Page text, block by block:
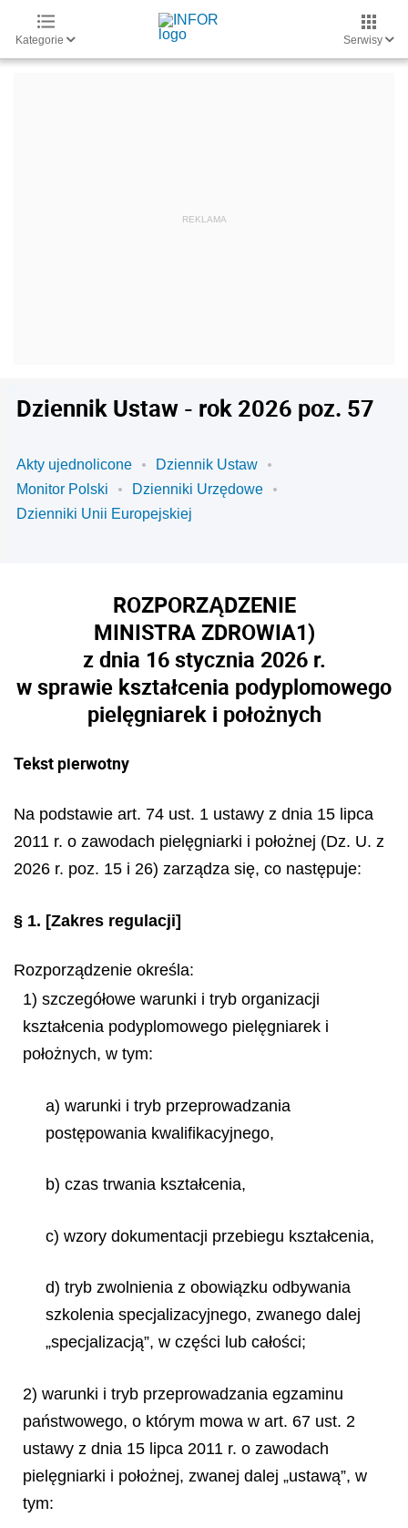
Kategorie Serwisy
Dziennik Ustaw - rok 2026 poz. 57
Akty ujednolicone
Dziennik Ustaw
Monitor Polski
Dzienniki Urzędowe
Dzienniki Unii Europejskiej
ROZPORZĄDZENIE
MINISTRA ZDROWIA1)
z dnia 16 stycznia 2026 r.
w sprawie kształcenia podyplomowego
pielęgniarek i położnych
Tekst pierwotny
Na podstawie art. 74 ust. 1 ustawy z dnia 15 lipca
2011 r. o zawodach pielęgniarki i położnej (Dz. U. z
2026 r. poz. 15 i 26) zarządza się, co następuje:
§ 1. [Zakres regulacji]
Rozporządzenie określa:
1) szczegółowe warunki i tryb organizacji
kształcenia podyplomowego pielęgniarek i
położnych, w tym:
a) warunki i tryb przeprowadzania
postępowania kwalifikacyjnego,
b) czas trwania kształcenia,
c) wzory dokumentacji przebiegu kształcenia,
d) tryb zwolnienia z obowiązku odbywania
szkolenia specjalizacyjnego, zwanego dalej
„specjalizacją”, w części lub całości;
2) warunki i tryb przeprowadzania egzaminu
państwowego, o którym mowa w art. 67 ust. 2
ustawy z dnia 15 lipca 2011 r. o zawodach
pielęgniarki i położnej, zwanej dalej „ustawą”, w
tym: